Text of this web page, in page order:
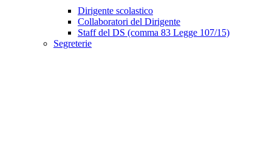
Dirigente scolastico
Collaboratori del Dirigente
Staff del DS (comma 83 Legge 107/15)
Segreterie